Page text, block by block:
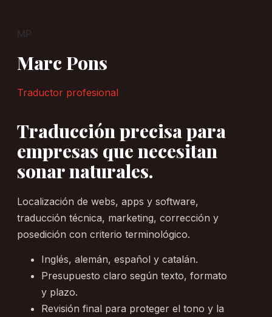
MP
Marc Pons
Traductor profesional
Traducción precisa para
empresas que necesitan
sonar naturales.
Localización de webs, apps y software,
traducción técnica, marketing, corrección y
posedición con criterio terminológico.
Inglés, alemán, español y catalán.
Presupuesto claro según texto, formato
y plazo.
Revisión final para proteger el tono y la